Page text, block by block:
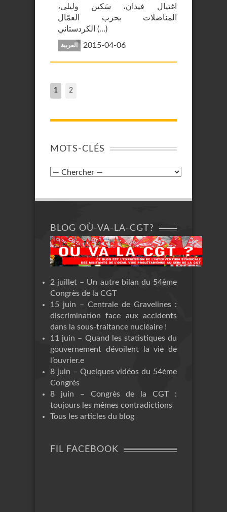
اغتيال فيدان، سَكين وليلى،
المناضلات بحزب العمّال
الكردستاني (…)
العربية 2015-04-06
1 2
MOTS-CLÉS
BLOG OÙ-VA-LA-CGT?
2 juillet – Un autre bilan du 54ème
Congrès de la CGT
15 juin – Centrale de Gravelines :
discrimination face aux accidents
dans la sous-traitance nucléaire !
11 juin – Quand les statistiques du
gouvernement dévoilent la vie de
l’ouvrier.e
8 juin – Quelques vidéos du 54ème
Congrès
8 juin – Congrès de la CGT :
toujours les mêmes contradictions
Tous les articles du blog
FIL FACEBOOK